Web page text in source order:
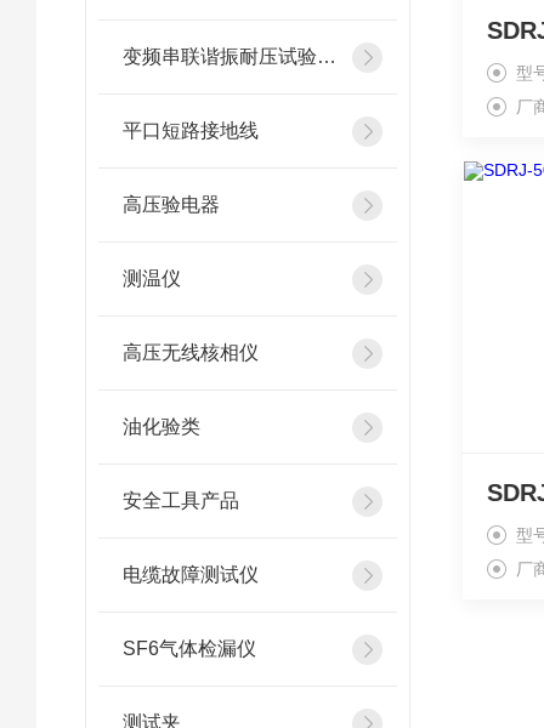
变频串联谐振耐压试验装置
平口短路接地线
高压验电器
测温仪
高压无线核相仪
油化验类
安全工具产品
电缆故障测试仪
SF6气体检漏仪
测试夹
型
厂
型
厂